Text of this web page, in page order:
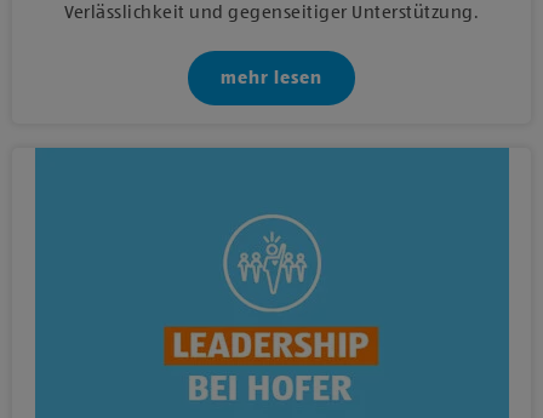
Verlässlichkeit und gegenseitiger Unterstützung.
mehr lesen